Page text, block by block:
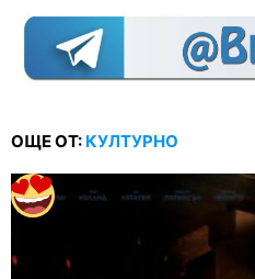
ОЩЕ ОТ: КУЛТУРНО